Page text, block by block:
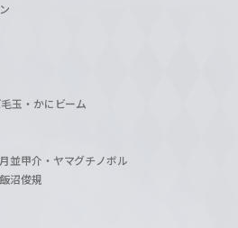
玉・かにビーム
並甲介・ヤマグチノボル
沼俊規